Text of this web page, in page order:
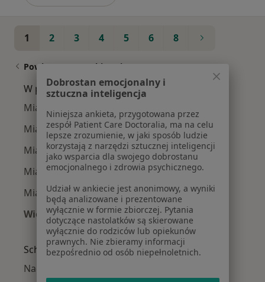
1 2 3 4 5 6 8
Powiązane wyszukiwania
W pobliżu Gdańska
Miażdżyca w Gdyni
Miażdżyca w Starogardzie Gdańskim
Miażdżyca w Wejherowie
Miażdżyca w Tczewie
Miażdżyca w Sopocie
Więcej (11)
Więcej w kategorii: W pobliżu Gdańska
Schorzenia w Gdańsku
Nadciśnienie tętnicze w Gdańsku
Dobrostan emocjonalny i
sztuczna inteligencja
Niniejsza ankieta, przygotowana przez
zespół Patient Care Doctoralia, ma na celu
lepsze zrozumienie, w jaki sposób ludzie
korzystają z narzędzi sztucznej inteligencji
jako wsparcia dla swojego dobrostanu
emocjonalnego i zdrowia psychicznego.
Udział w ankiecie jest anonimowy, a wyniki
będą analizowane i prezentowane
wyłącznie w formie zbiorczej. Pytania
dotyczące nastolatków są skierowane
wyłącznie do rodziców lub opiekunów
prawnych. Nie zbieramy informacji
bezpośrednio od osób niepełnoletnich.